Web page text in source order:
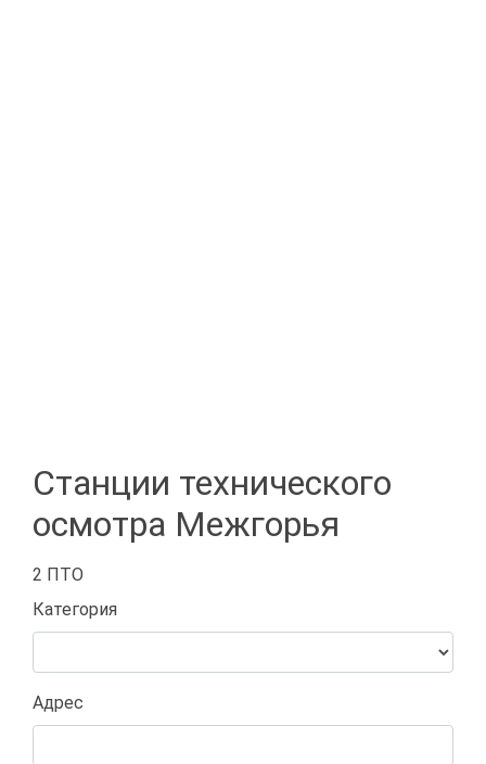
Станции технического
осмотра Межгорья
2 ПТО
Категория
Адрес